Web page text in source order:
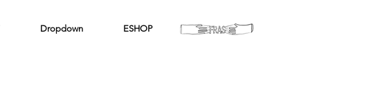
Dropdown ESHOP